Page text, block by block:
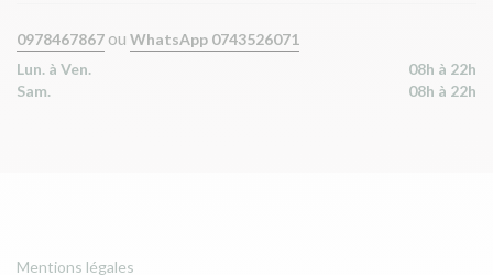
0978467867 ou WhatsApp 0743526071
Lun. à Ven.
08h à 22h
Sam.
08h à 22h
Mentions légales